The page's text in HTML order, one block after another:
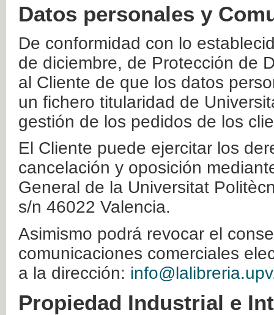
Datos personales y
De conformidad con lo
de diciembre, de Protección de
al Cliente de que los datos
un fichero titularidad de
gestión de los pedidos de los
El Cliente puede ejercitar los
cancelación y oposición
General de la Universitat
s/n 46022 Valencia.
Asimismo podrá revocar el
comunicaciones comerciales
a la dirección:
Propiedad Industrial e